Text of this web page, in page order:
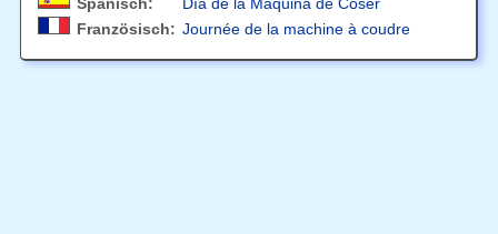
Französisch: Journée de la machine à coudre